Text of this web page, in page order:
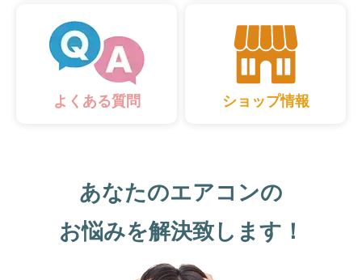
よくある質問 ショップ情報
あなたのエアコンの
お悩みを解決致します！